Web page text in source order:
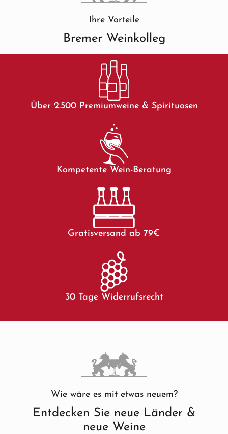
Ihre Vorteile
Bremer Weinkolleg
Über 2.500 Premiumweine & Spirituosen
Kompetente Wein-Beratung
Gratisversand ab 79€
30 Tage Widerrufsrecht
Wie wäre es mit etwas neuem?
Entdecken Sie neue Länder &
neue Weine